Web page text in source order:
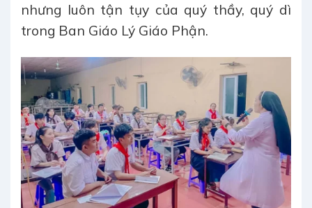
nhưng luôn tận tụy của quý thầy, quý dì
trong Ban Giáo Lý Giáo Phận.